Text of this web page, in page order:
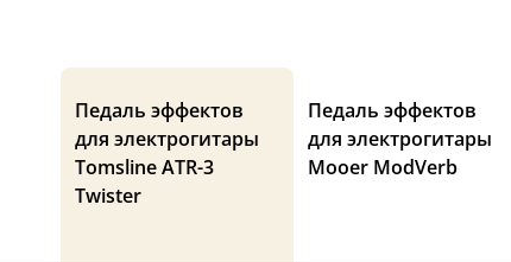
Педаль эффектов
для электрогитары
Tomsline ATR-3
Twister
Педаль эффектов
для электрогитары
Mooer ModVerb